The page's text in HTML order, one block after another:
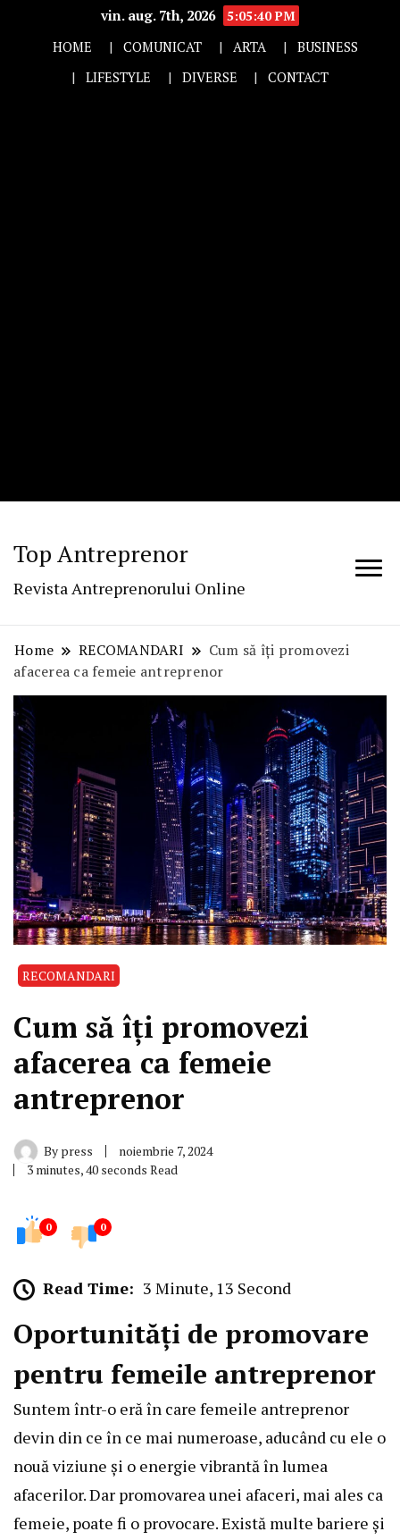
vin. aug. 7th, 2026
5:05:41 PM
HOME
COMUNICAT ARTA
BUSINESS
LIFESTYLE
DIVERSE CONTACT
Top Antreprenor
Revista Antreprenorului Online
Home RECOMANDARI
Cum să îți promovezi
afacerea ca femeie antreprenor
RECOMANDARI
Cum să îți promovezi
afacerea ca femeie
antreprenor
By press
noiembrie 7, 2024
3 minutes, 40 seconds Read
0 0
Read Time: 3 Minute, 13 Second
Oportunități de promovare
pentru femeile antreprenor
Suntem într-o eră în care femeile antreprenor
devin din ce în ce mai numeroase, aducând cu ele o
nouă viziune și o energie vibrantă în lumea
afacerilor. Dar promovarea unei afaceri, mai ales ca
femeie, poate fi o provocare. Există multe bariere și